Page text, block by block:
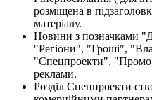
розміщена в
матеріалу.
Новини з позначками
"Регіони", "Гроші",
"Спецпроекти",
реклами.
Розділ Спецпроекти